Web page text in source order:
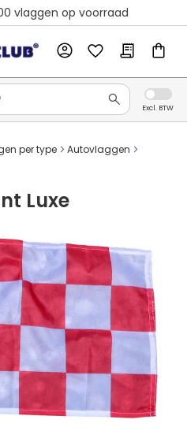
vlaggen op voorraad
dezelfde dag verzonden
per type
Autovlaggen
Luxe